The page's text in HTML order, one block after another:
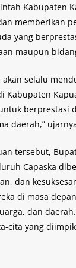
Kabupaten
memberikan
yang
maupun
akan selalu
Kabupaten
berprestasi
daerah,”
tersebut,
Capaska
dan
di masa
dan daerah.
cita yang